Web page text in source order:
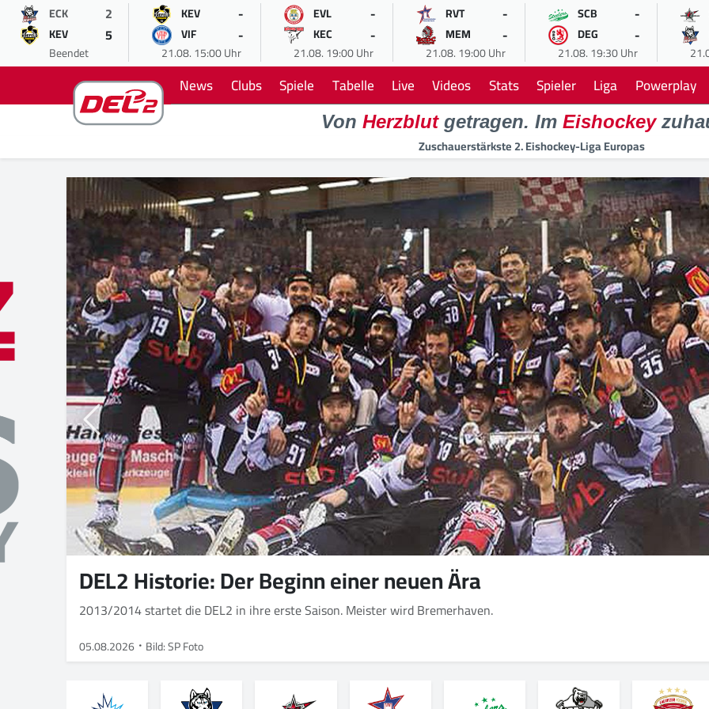
ECK 2
KEV 5
Beendet
KEV -
VIF -
21.08. 15:00 Uhr
EVL -
KEC -
21.08. 19:00 Uhr
RVT -
MEM -
21.08. 19:00 Uhr
SCB -
DEG -
21.08. 19:30 Uhr
News Clubs Spiele Tabelle Live Videos Stats Spieler Liga Powerplay
Von Herzblutgetragen. Im Eishockey
Zuschauerstärkste 2. Eishockey-Liga Europas
DEL2 Historie: Der Beginn einer neuen Ära
2013/2014 startet die DEL2 in ihre erste Saison. Meister wird Bremerhaven.
05.08.2026 Bild: SP Foto